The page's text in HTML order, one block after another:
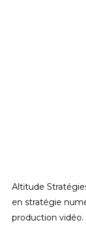
Altitude
en stratégie
production